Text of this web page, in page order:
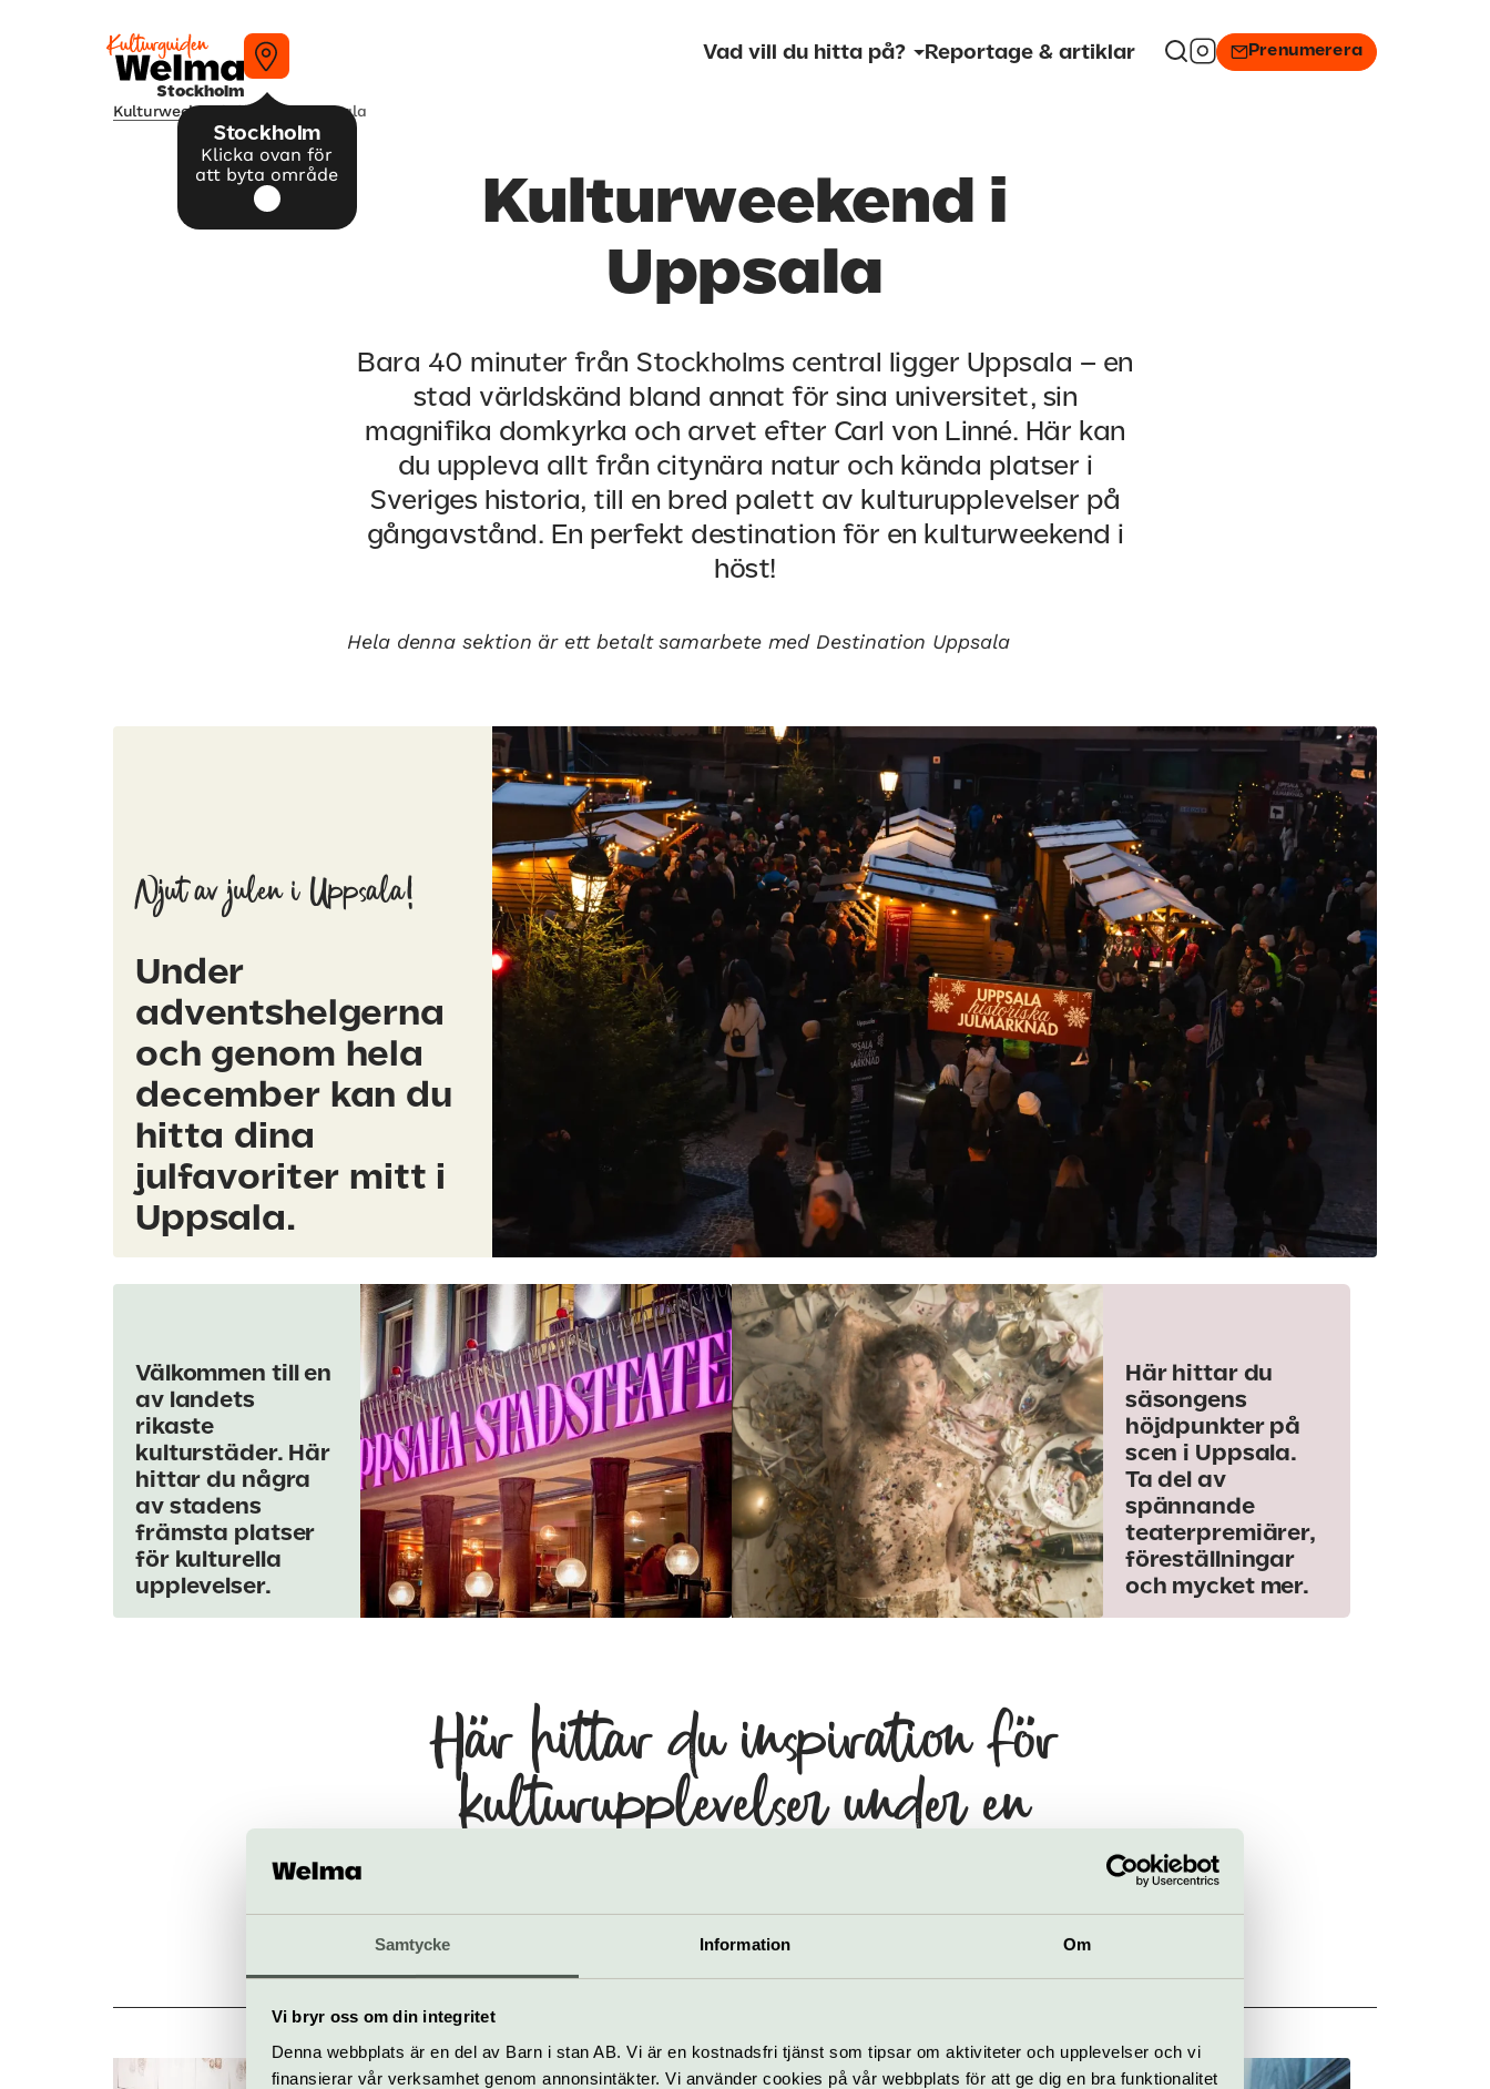
Samtycke Information Om
Vi bryr oss om din integritet
Denna webbplats är en del av Barn i stan AB. Vi är en kostnadsfri tjänst som tipsar om aktiviteter och upplevelser och vi
finansierar vår verksamhet genom annonsintäkter. Vi använder cookies på vår webbplats för att ge dig en bra funktionalitet
Stockholm
Stockholm
Klicka ovan för
att byta område
Vad vill du hitta på? Reportage & artiklar Prenumerera
Kulturweekend / Upplev Uppsala
Kulturweekend i
Uppsala
Bara 40 minuter från Stockholms central ligger Uppsala – en
stad världskänd bland annat för sina universitet, sin
magnifika domkyrka och arvet efter Carl von Linné. Här kan
du uppleva allt från citynära natur och kända platser i
Sveriges historia, till en bred palett av kulturupplevelser på
gångavstånd. En perfekt destination för en kulturweekend i
höst!
Hela denna sektion är ett betalt samarbete med Destination Uppsala
Njut av julen i Uppsala!
Under
adventshelgerna
och genom hela
december kan du
hitta dina
julfavoriter mitt i
Uppsala.
Välkommen till en
av landets
rikaste
kulturstäder. Här
hittar du några
av stadens
främsta platser
för kulturella
upplevelser.
Här hittar du
säsongens
höjdpunkter på
scen i Uppsala.
Ta del av
spännande
teaterpremiärer,
föreställningar
och mycket mer.
Här hittar du inspiration för
kulturupplevelser under en